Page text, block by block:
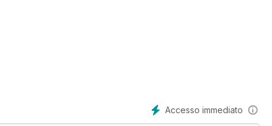
Accesso immediato